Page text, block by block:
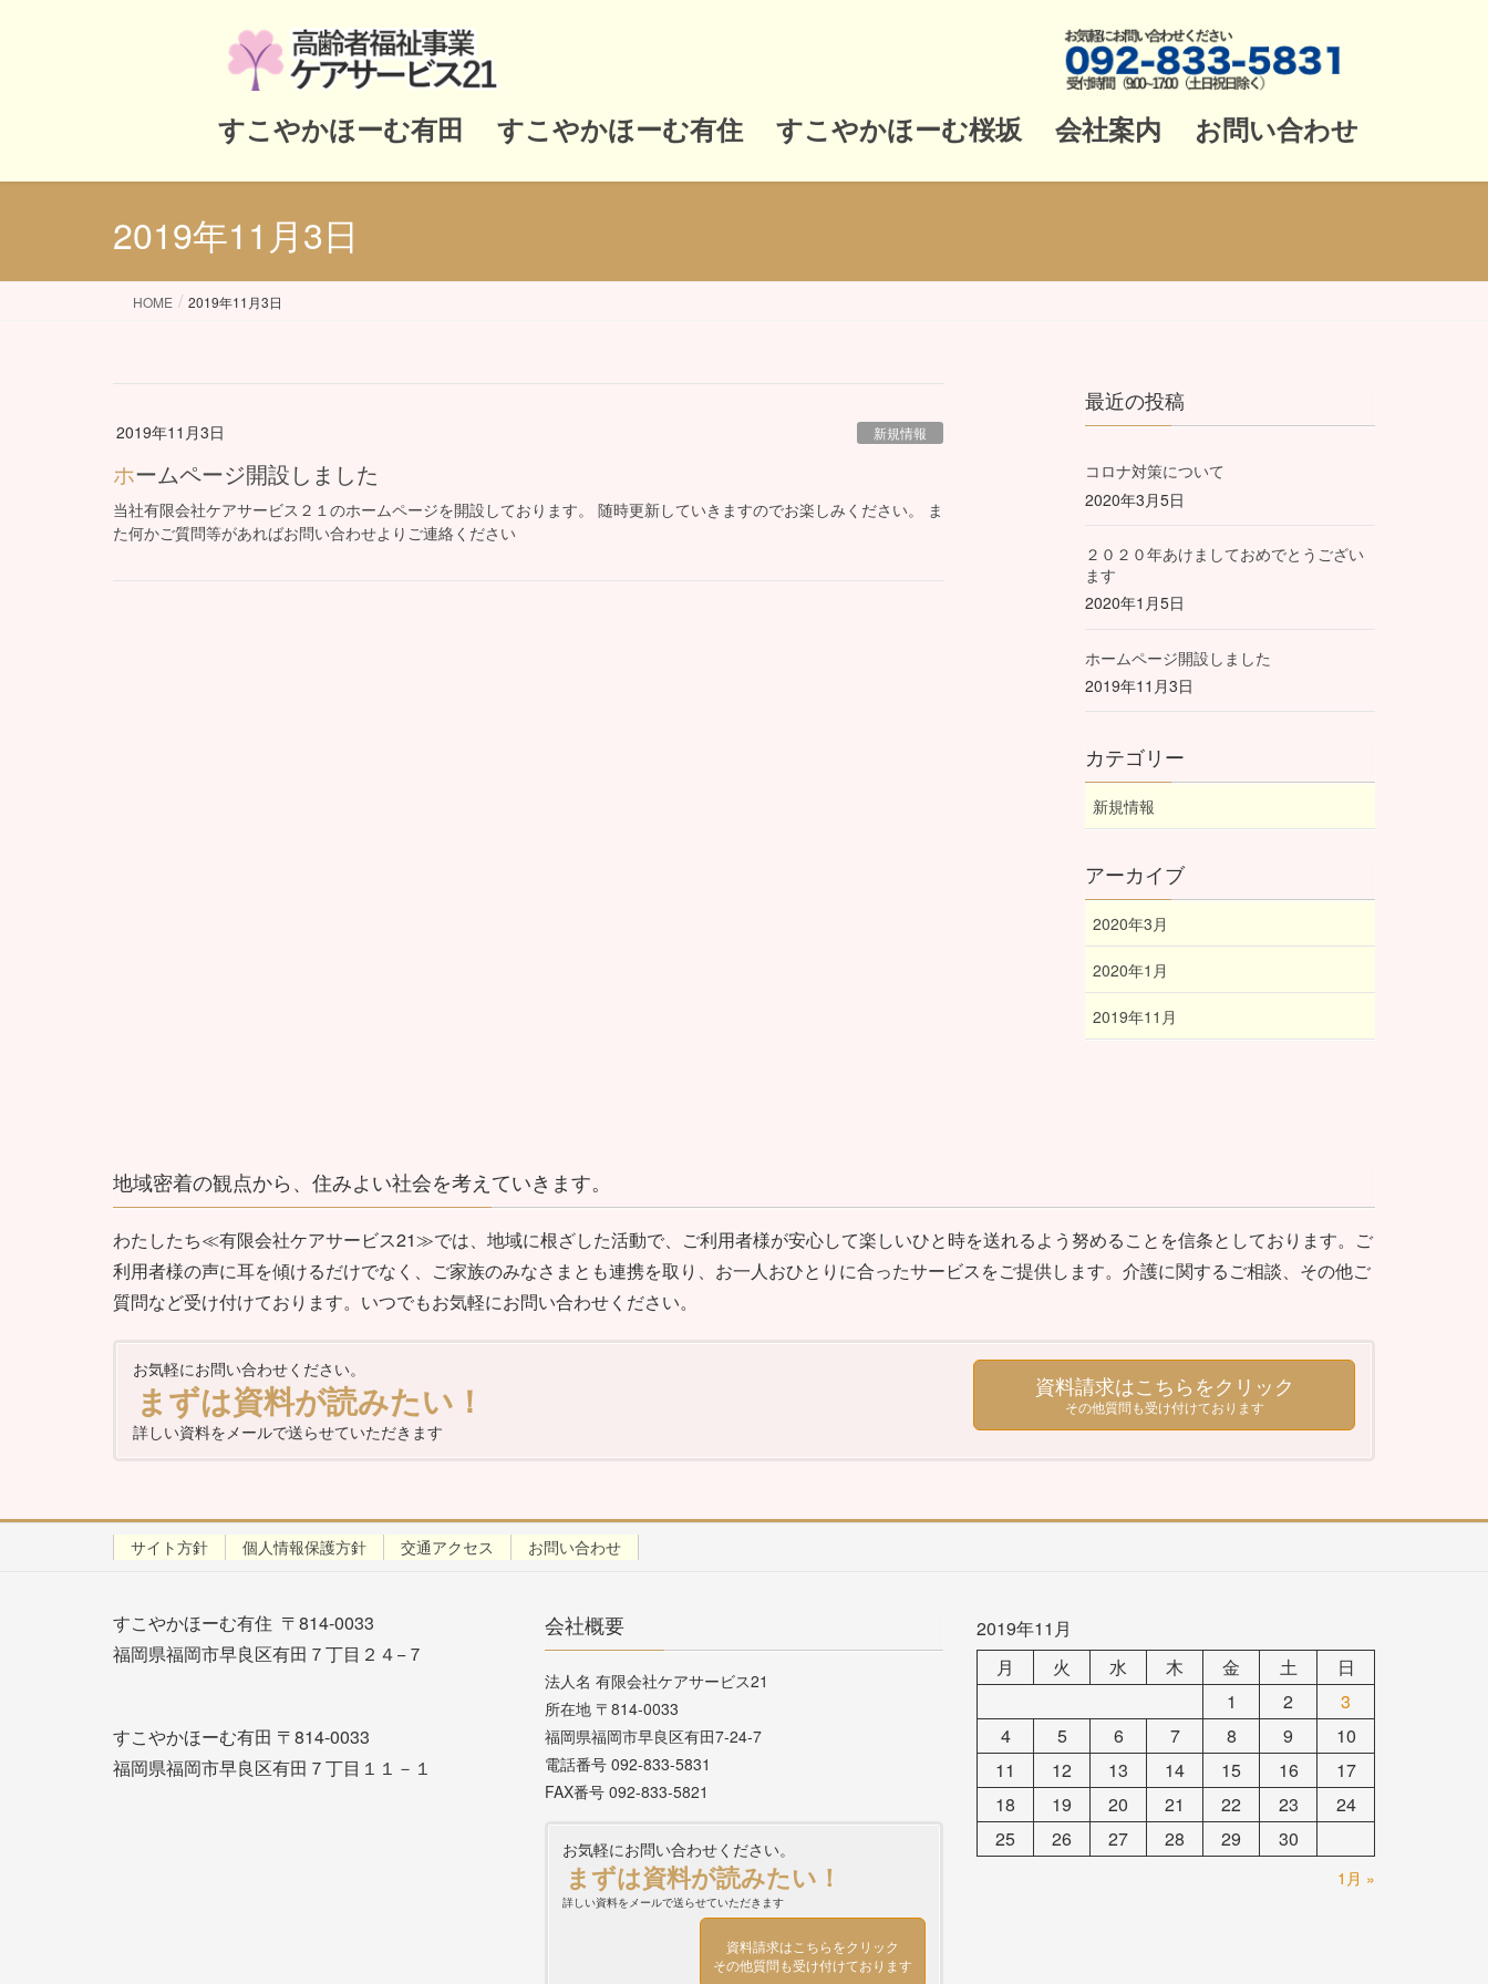
すこやかほーむ有田 すこやかほーむ有住 すこやかほーむ桜坂 会社案内 お問い合わせ
2019年11月3日
HOME 2019年11月3日
2019年11月3日 新規情報
ホームページ開設しました
当社有限会社ケアサービス２１のホームページを開設しております。 随時更新していきますのでお楽しみください。 ま
た何かご質問等があればお問い合わせよりご連絡ください
最近の投稿
コロナ対策について
2020年3月5日
２０２０年あけましておめでとうござい
ます
2020年1月5日
ホームページ開設しました
2019年11月3日
カテゴリー
新規情報
アーカイブ
2020年3月
2020年1月
2019年11月
地域密着の観点から、住みよい社会を考えていきます。
わたしたち≪有限会社ケアサービス21≫では、地域に根ざした活動で、ご利用者様が安心して楽しいひと時を送れるよう努めることを信条としております。ご
利用者様の声に耳を傾けるだけでなく、ご家族のみなさまとも連携を取り、お一人おひとりに合ったサービスをご提供します。介護に関するご相談、その他ご
質問など受け付けております。いつでもお気軽にお問い合わせください。
お気軽にお問い合わせください。
まずは資料が読みたい！
詳しい資料をメールで送らせていただきます
資料請求はこちらをクリック
その他質問も受け付けております
サイト方針 個人情報保護方針 交通アクセス お問い合わせ
すこやかほーむ有住 〒814-0033
福岡県福岡市早良区有田７丁目２４−７
すこやかほーむ有田 〒814-0033
福岡県福岡市早良区有田７丁目１１－１
会社概要
法人名 有限会社ケアサービス21
所在地 〒814-0033
福岡県福岡市早良区有田7-24-7
電話番号 092-833-5831
FAX番号 092-833-5821
お気軽にお問い合わせください。
まずは資料が読みたい！
詳しい資料をメールで送らせていただきます
資料請求はこちらをクリック
その他質問も受け付けております
2019年11月
月
火 水 木 金 土
日
1
2
3
4
5 6 7 8 9
10
11
12 13 14 15 16
17
18
19 20 21 22 23
24
25
26 27 28 29 30
1月 »